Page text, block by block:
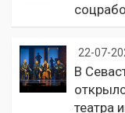
22-07-
В
театра